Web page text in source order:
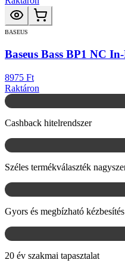
BASEUS
Baseus Bass BP1 NC
8975 Ft
Raktáron
Cashback hitelrendszer
Széles termékválaszték
Gyors és megbízható
20 év szakmai tapasztalat